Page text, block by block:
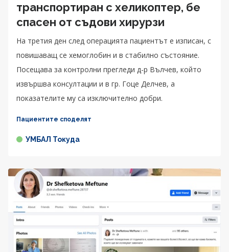
транспортиран с хеликоптер, бе
спасен от съдови хирурзи
На третия ден след операцията пациентът е изписан, с
повишаващ се хемоглобин и в стабилно състояние.
Посещава за контролни прегледи д-р Вълчев, който
извършва консултации и в гр. Гоце Делчев, а
показателите му са изключително добри.
Пациентите споделят
УМБАЛ Токуда